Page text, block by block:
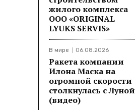
жилого комплекса
ООО «ORIGINAL
LYUKS SERVIS»
В мире 06.08.2026
Ракета компании
Илона Маска на
огромной скорости
столкнулась с Луной
(видео)